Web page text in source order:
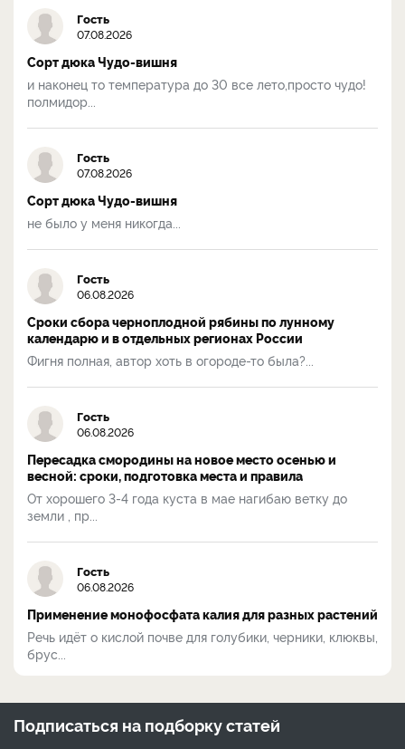
Гость
07.08.2026
Сорт дюка Чудо-вишня
и наконец то температура до 30 все лето,просто чудо!
полмидор...
Гость
07.08.2026
Сорт дюка Чудо-вишня
не было у меня никогда...
Гость
06.08.2026
Сроки сбора черноплодной рябины по лунному
календарю и в отдельных регионах России
Фигня полная, автор хоть в огороде-то была?...
Гость
06.08.2026
Пересадка смородины на новое место осенью и
весной: сроки, подготовка места и правила
От хорошего 3-4 года куста в мае нагибаю ветку до
земли , пр...
Гость
06.08.2026
Применение монофосфата калия для разных растений
Речь идёт о кислой почве для голубики, черники, клюквы,
брус...
Подписаться на подборку статей